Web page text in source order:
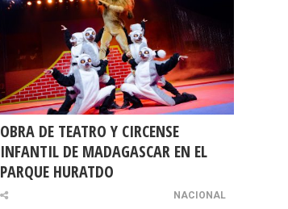
OBRA DE TEATRO Y CIRCENSE
INFANTIL DE MADAGASCAR EN EL
PARQUE HURATDO
NACIONAL